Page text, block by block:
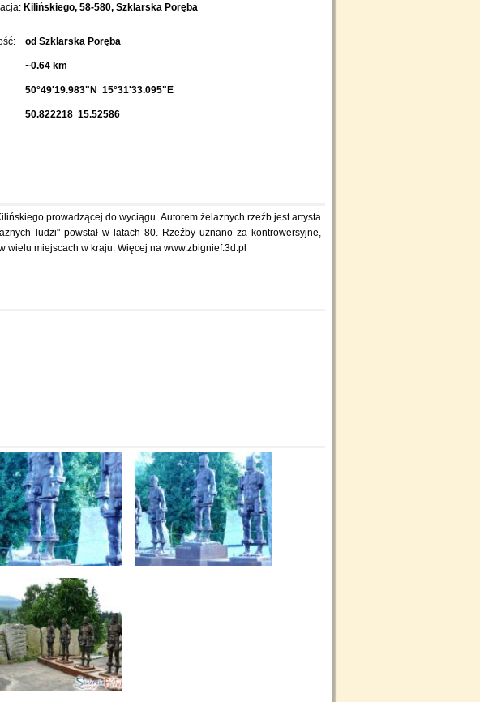
Kilińskiego, 58-580, Szklarska Poręba
od Szklarska Poręba
~0.64 km
50°49'19.983"N 15°31'33.095"E
50.822218 15.52586
jest artysta
ludzi" powstał w latach 80. Rzeźby uznano za kontrowersyjne,
wielu miejscach w kraju. Więcej na www.zbignief.3d.pl